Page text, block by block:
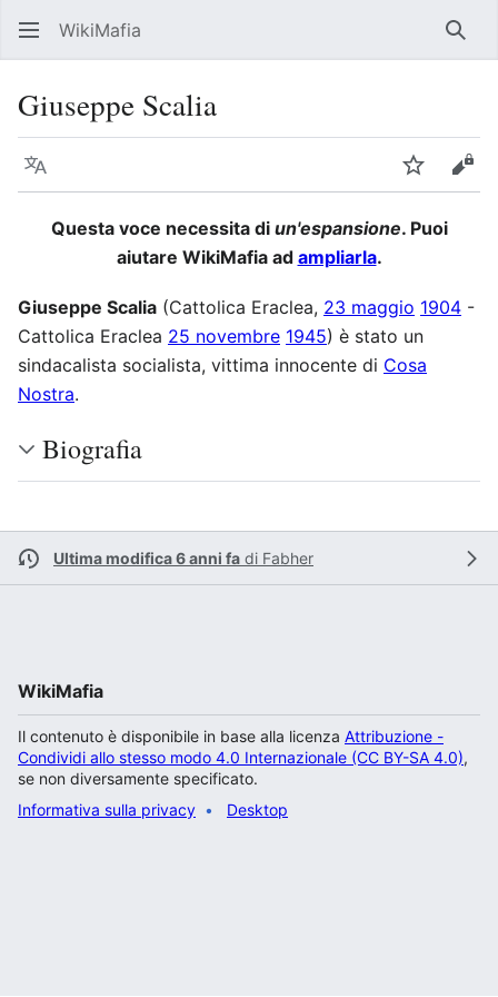
WikiMafia
Giuseppe Scalia
Lingua Segui
Questa voce necessita di un'espansione. Puoi
aiutare WikiMafia ad ampliarla.
Giuseppe Scalia (Cattolica Eraclea, 23 maggio 1904 -
Cattolica Eraclea 25 novembre 1945) è stato un
sindacalista socialista, vittima innocente di Cosa
Nostra.
Biografia
Ultima modifica 6 anni fa di Fabher
WikiMafia
Il contenuto è disponibile in base alla licenza Attribuzione -
Condividi allo stesso modo 4.0 Internazionale (CC BY-SA 4.0),
se non diversamente specificato.
Informativa sulla privacy
Desktop